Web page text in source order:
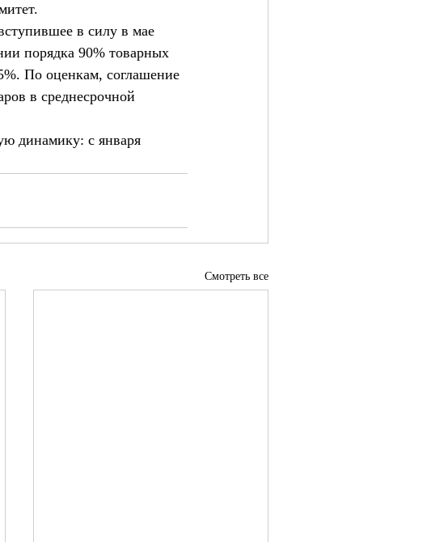
в силу в мае
порядка 90% товарных
По оценкам, соглашение
в среднесрочной
динамику: с января
Смотреть все